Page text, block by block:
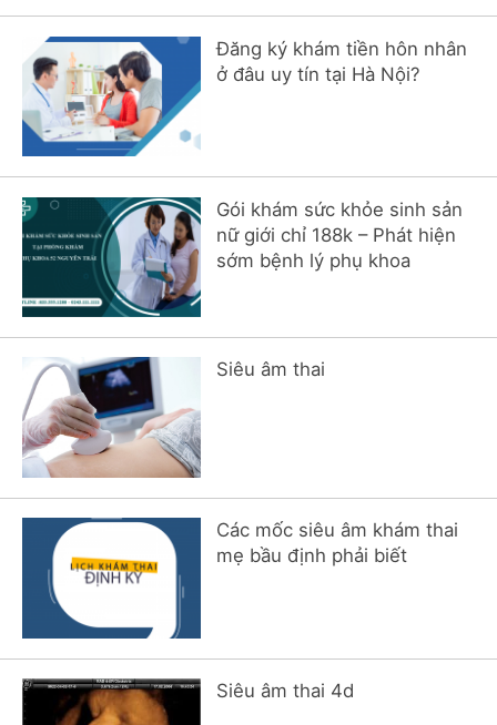
Đăng ký khám tiền hôn nhân
ở đâu uy tín tại Hà Nội?
Gói khám sức khỏe sinh sản
nữ giới chỉ 188k – Phát hiện
sớm bệnh lý phụ khoa
Siêu âm thai
Các mốc siêu âm khám thai
mẹ bầu định phải biết
Siêu âm thai 4d